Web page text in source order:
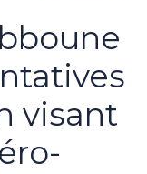
visant